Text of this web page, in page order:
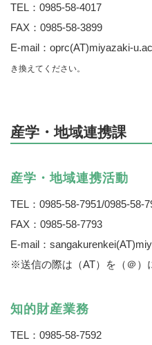
TEL：0985-58-4017
FAX：0985-58-3899
E-mail：oprc(AT)miyazaki-
き換えてください。
産学・地域連携課
産学・地域連携活動
TEL：0985-58-7951/0985-58-
FAX：0985-58-7793
E-mail：
※送信の際は（AT）を（＠）
知的財産業務
TEL：0985-58-7592